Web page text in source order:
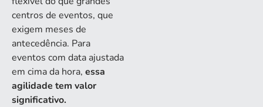
centros de eventos, que
exigem meses de
antecedência. Para
eventos com data ajustada
em cima da hora, essa
agilidade tem valor
significativo.